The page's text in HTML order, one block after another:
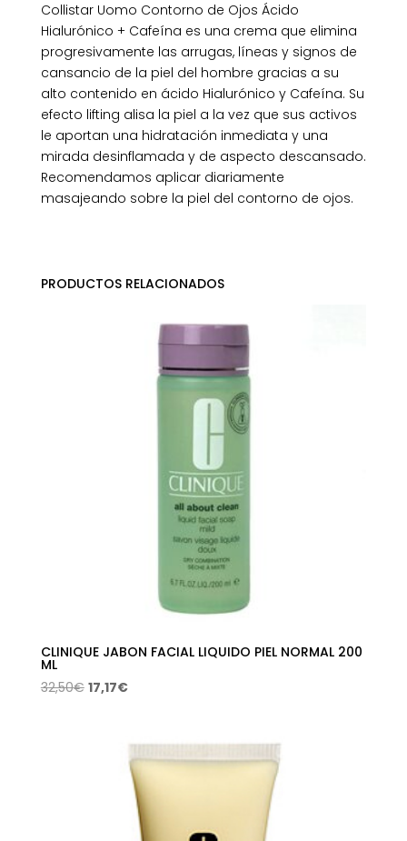
Collistar Uomo Contorno de Ojos Ácido
Hialurónico + Cafeína es una crema que elimina
progresivamente las arrugas, líneas y signos de
cansancio de la piel del hombre gracias a su
alto contenido en ácido Hialurónico y Cafeína. Su
efecto lifting alisa la piel a la vez que sus activos
le aportan una hidratación inmediata y una
mirada desinflamada y de aspecto descansado.
Recomendamos aplicar diariamente
masajeando sobre la piel del contorno de ojos.
PRODUCTOS RELACIONADOS
CLINIQUE JABON FACIAL LIQUIDO PIEL NORMAL 200
ML
32,50€ El
32,50€.
17,17€El
es:
17,17€.